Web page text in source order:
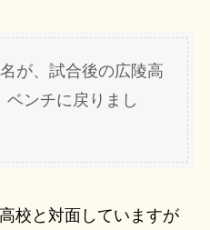
が、試合後の広陵高
ンチに戻りまし
校と対面していますが